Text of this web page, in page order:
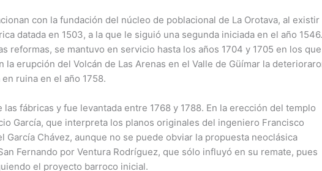
con la fundación del núcleo de poblacional de La Orotava, al existir
datada en 1503, a la que le siguió una segunda iniciada en el año 1546.
reformas, se mantuvo en servicio hasta los años 1704 y 1705 en los que
erupción del Volcán de Las Arenas en el Valle de Güímar la
ruina en el año 1758.
fábricas y fue levantada entre 1768 y 1788. En la erección del templo
García, que interpreta los planos originales del ingeniero Francisco
García Chávez, aunque no se puede obviar la propuesta neoclásica
Fernando por Ventura Rodríguez, que sólo influyó en su remate, pues
el proyecto barroco inicial.